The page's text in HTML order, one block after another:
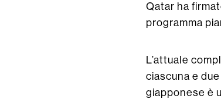
Qatar ha
programma
L’attuale
ciascuna e
giapponese è